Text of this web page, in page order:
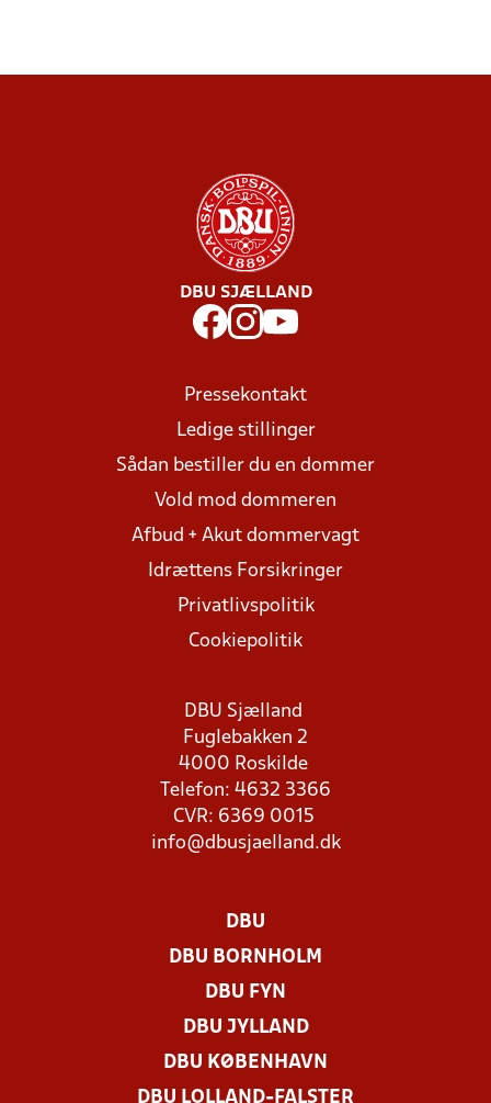
DBU SJÆLLAND
Pressekontakt
Ledige stillinger
Sådan bestiller du en dommer
Vold mod dommeren
Afbud + Akut dommervagt
Idrættens Forsikringer
Privatlivspolitik
Cookiepolitik
DBU Sjælland
Fuglebakken 2
4000 Roskilde
Telefon: 4632 3366
CVR: 6369 0015
info@dbusjaelland.dk
DBU
DBU BORNHOLM
DBU FYN
DBU JYLLAND
DBU KØBENHAVN
DBU LOLLAND-FALSTER